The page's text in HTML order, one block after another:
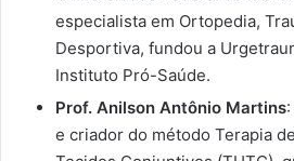
especialista em Ortopedia,
Desportiva, fundou a
Instituto Pró-Saúde.
Prof. Anilson Antônio Martins
e criador do método Terapia